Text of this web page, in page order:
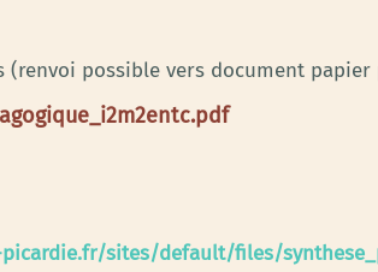
possible vers document papier
sites/default/files/